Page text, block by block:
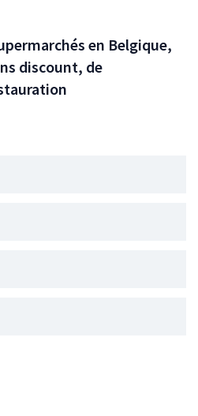
en Belgique,
discount, de